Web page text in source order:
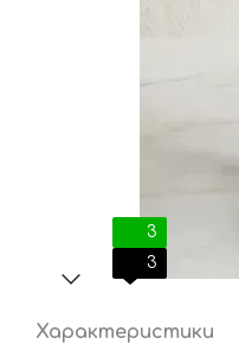
3
3
Характеристики